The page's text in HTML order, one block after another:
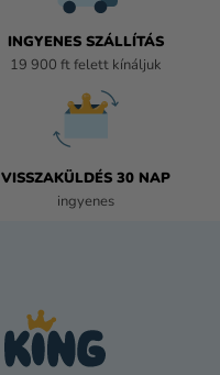
INGYENES SZÁLLÍTÁS
19 900 ft felett kínáljuk
VISSZAKÜLDÉS 30 NAP
ingyenes